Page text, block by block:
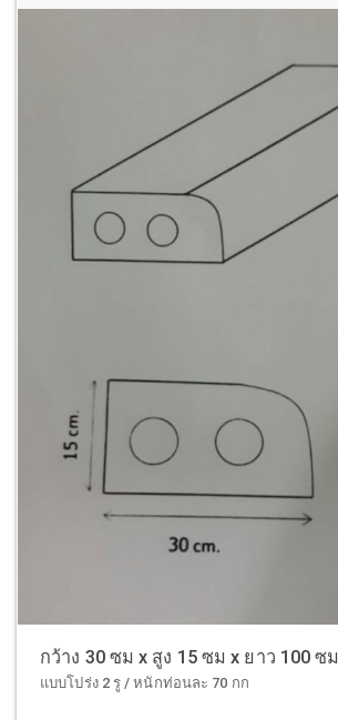
กว้าง 30 ซม x สูง 15 ซม x ยาว 100 ซม
แบบโปร่ง 2 รู / หนักท่อนละ 70 กก